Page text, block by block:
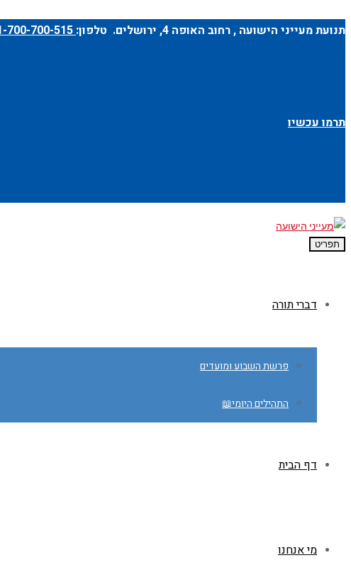
תנועת מעייני הישועה ,רחוב האופה 4 , ירושלים. טלפון:
תרמו עכשיו
תפריט
דברי תורה
פרשת השבוע ומועדים
התהילים היומי📖
דף הבית
מי אנחנו